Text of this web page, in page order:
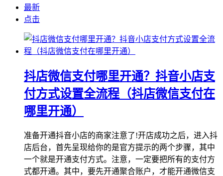
最新
点击
抖店微信支付哪里开通？抖音小店支
付方式设置全流程（抖店微信支付在
哪里开通）
准备开通抖音小店的商家注意了!开店成功之后，进入抖
店后台，首先呈现给你的是官方提示的两个步骤，其中
一个就是开通支付方式。注意，一定要把所有的支付方
式都开通。其中，要先开通聚合账户，才能开通微信支